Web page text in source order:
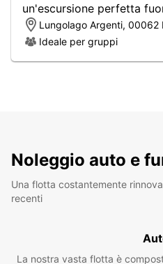
un'escursione perfetta
Lungolago Argenti, 00062
Ideale per gruppi
Noleggio auto e
Una flotta costantemente
recenti
La nostra vasta flotta è